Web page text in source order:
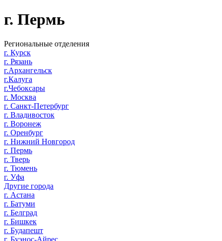
г. Пермь
Региональные отделения
г. Курск
г. Рязань
г.Архангельск
г.Калуга
г.Чебоксары
г. Москва
г. Санкт-Петербург
г. Владивосток
г. Воронеж
г. Оренбург
г. Нижний Новгород
г. Пермь
г. Тверь
г. Тюмень
г. Уфа
Другие города
г. Астана
г. Батуми
г. Белград
г. Бишкек
г. Будапешт
г. Буэнос-Айрес